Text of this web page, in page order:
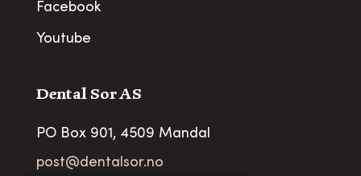
Facebook
Youtube
Dental Sor AS
PO Box 901, 4509 Mandal
post@dentalsor.no